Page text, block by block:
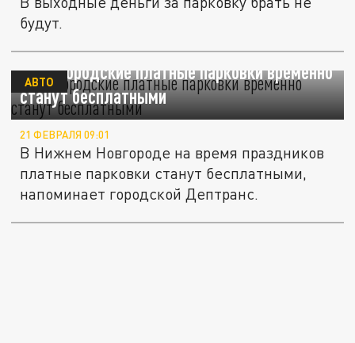
будут.
Нижегородские платные парковки временно
станут бесплатными
АВТО
21 ФЕВРАЛЯ 09:01
В Нижнем Новгороде на время праздников
платные парковки станут бесплатными,
напоминает городской Дептранс.